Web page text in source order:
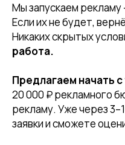
Мы запускаем рекламу
Если их не будет,
Никаких скрытых
работа.
Предлагаем начать
20 000 ₽ рекламного
рекламу. Уже через
заявки и сможете